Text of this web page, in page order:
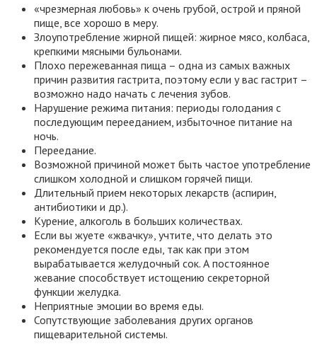
«чрезмерная любовь» к очень грубой, острой и пряной
пище, все хорошо в меру.
Злоупотребление жирной пищей: жирное мясо, колбаса,
крепкими мясными бульонами.
Плохо пережеванная пища – одна из самых важных
причин развития гастрита, поэтому если у вас гастрит –
возможно надо начать с лечения зубов.
Нарушение режима питания: периоды голодания с
последующим перееданием, избыточное питание на
ночь.
Переедание.
Возможной причиной может быть частое употребление
слишком холодной и слишком горячей пищи.
Длительный прием некоторых лекарств (аспирин,
антибиотики и др.).
Курение, алкоголь в больших количествах.
Если вы жуете «жвачку», учтите, что делать это
рекомендуется после еды, так как при этом
вырабатывается желудочный сок. А постоянное
жевание способствует истощению секреторной
функции желудка.
Неприятные эмоции во время еды.
Сопутствующие заболевания других органов
пищеварительной системы.